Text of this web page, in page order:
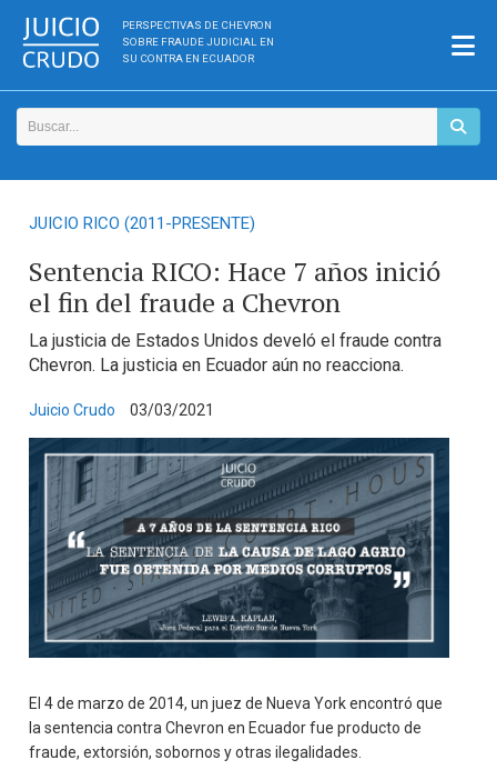
PERSPECTIVAS DE CHEVRON
SOBRE FRAUDE JUDICIAL EN
SU CONTRA EN ECUADOR
JUICIO RICO (2011-PRESENTE)
Sentencia RICO: Hace 7 años inició
el fin del fraude a Chevron
La justicia de Estados Unidos develó el fraude contra
Chevron. La justicia en Ecuador aún no reacciona.
Juicio Crudo 03/03/2021
El 4 de marzo de 2014, un juez de Nueva York encontró que
la sentencia contra Chevron en Ecuador fue producto de
fraude, extorsión, sobornos y otras ilegalidades.